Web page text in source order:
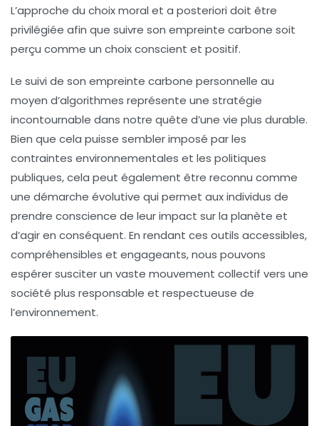
L’approche du choix moral et a posteriori doit être
privilégiée afin que suivre son empreinte carbone soit
perçu comme un choix conscient et positif.
Le suivi de son empreinte carbone personnelle au
moyen d’algorithmes représente une stratégie
incontournable dans notre quête d’une vie plus durable.
Bien que cela puisse sembler imposé par les
contraintes environnementales et les politiques
publiques, cela peut également être reconnu comme
une démarche évolutive qui permet aux individus de
prendre conscience de leur impact sur la planète et
d’agir en conséquent. En rendant ces outils accessibles,
compréhensibles et engageants, nous pouvons
espérer susciter un vaste mouvement collectif vers une
société plus responsable et respectueuse de
l’environnement.